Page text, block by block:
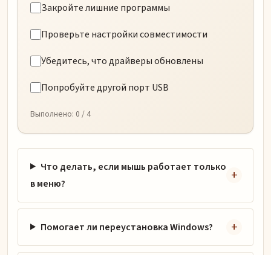
Закройте лишние программы
Проверьте настройки совместимости
Убедитесь, что драйверы обновлены
Попробуйте другой порт USB
Выполнено: 0 / 4
Что делать, если мышь работает только
в меню?
Помогает ли переустановка Windows?